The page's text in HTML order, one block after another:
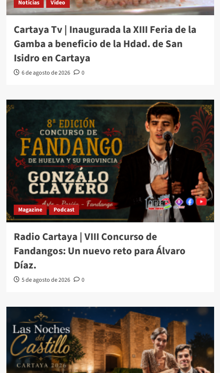
Noticias Video
Cartaya Tv | Inaugurada la XIII Feria de la
Gamba a beneficio de la Hdad. de San
Isidro en Cartaya
6 de agosto de 2026 0
Magazine Podcast
Radio Cartaya | VIII Concurso de
Fandangos: Un nuevo reto para Álvaro
Díaz.
5 de agosto de 2026 0